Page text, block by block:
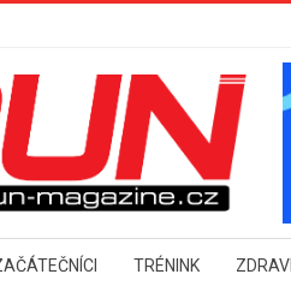
TRÉNINK ZDRAVÍ